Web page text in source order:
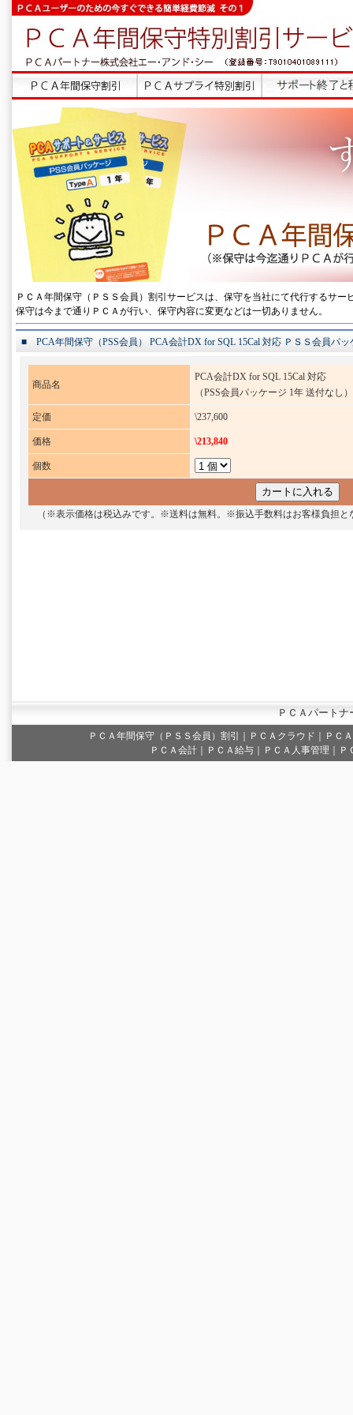
ＰＣＡ年間保守（ＰＳＳ会員）割引サービスは、保守を当社にて代行するサー
保守は今まで通りＰＣＡが行い、保守内容に変更などは一切ありません。
■ PCA年間保守（PSS会員） PCA会計DX for SQL 15Cal 対応 ＰＳＳ会員パッ
商品名
PCA会計DX for SQL 15Cal 対応
（PSS会員パッケージ 1年 送付なし）
定価 \237,600
価格 \213,840
個数
（※表示価格は税込みです。※送料は無料。※振込手数料はお客様負担と
ＰＣＡパート
ＰＣＡ年間保守（ＰＳＳ会員）割引 ＰＣＡクラウド
ＰＣ
ＰＣＡ会計｜ＰＣＡ給与｜ＰＣＡ人事管理｜